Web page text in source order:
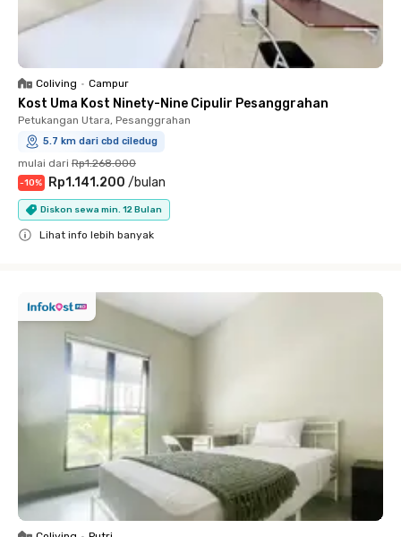
Coliving • Campur
Kost Uma Kost Ninety-Nine Cipulir Pesanggrahan
Petukangan Utara, Pesanggrahan
5.7 km dari cbd ciledug
mulai dari Rp1.268.000
-10% Rp1.141.200 /bulan
Diskon sewa min. 12 Bulan
Lihat info lebih banyak